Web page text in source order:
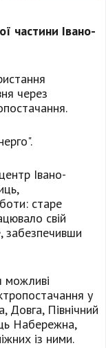
частини Івано-
через
Івано-
старе
свій
забезпечивши
можливі
у
Довга, Північний
Набережна,
із ними.